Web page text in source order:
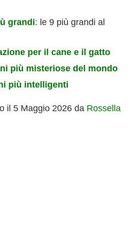
grandi: le 9 più grandi al
per il cane e il gatto
più misteriose del mondo
più intelligenti
il 5 Maggio 2026 da Rossella